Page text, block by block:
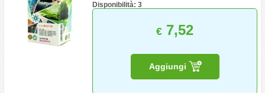
Disponibilità: 3
€ 7,52
Aggiungi